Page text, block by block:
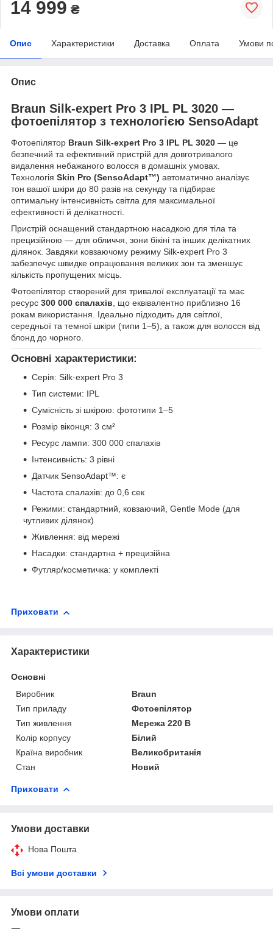
14 999 ₴
Опис Характеристики Доставка Оплата Умови
Опис
Braun Silk-expert Pro 3 IPL PL 3020 —
фотоепілятор з технологією SensoAdapt
Фотоепілятор Braun Silk-expert Pro 3 IPL PL 3020 — це
безпечний та ефективний пристрій для довготривалого
видалення небажаного волосся в домашніх умовах.
Технологія Skin Pro (SensoAdapt™) автоматично аналізує
тон вашої шкіри до 80 разів на секунду та підбирає
оптимальну інтенсивність світла для максимальної
ефективності й делікатності.
Пристрій оснащений стандартною насадкою для тіла та
прецизійною — для обличчя, зони бікіні та інших делікатних
ділянок. Завдяки ковзаючому режиму Silk-expert Pro 3
забезпечує швидке опрацювання великих зон та зменшує
кількість пропущених місць.
Фотоепілятор створений для тривалої експлуатації та має
ресурс 300 000 спалахів, що еквівалентно приблизно 16
рокам використання. Ідеально підходить для світлої,
середньої та темної шкіри (типи 1–5), а також для волосся від
блонд до чорного.
Основні характеристики:
Серія: Silk·expert Pro 3
Тип системи: IPL
Сумісність зі шкірою: фототипи 1–5
Розмір віконця: 3 см²
Ресурс лампи: 300 000 спалахів
Інтенсивність: 3 рівні
Датчик SensoAdapt™: є
Частота спалахів: до 0,6 сек
Режими: стандартний, ковзаючий, Gentle Mode (для
чутливих ділянок)
Живлення: від мережі
Насадки: стандартна + прецизійна
Футляр/косметичка: у комплекті
Приховати
Характеристики
Основні
Виробник
Braun
Тип приладу
Фотоепілятор
Тип живлення
Мережа 220 В
Колір корпусу
Білий
Країна виробник
Великобританія
Стан
Новий
Приховати
Умови доставки
Нова Пошта
Всі умови доставки
Умови оплати